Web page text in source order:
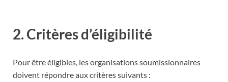
2. Critères d’éligibilité
Pour être éligibles, les organisations soumissionnaires
doivent répondre aux critères suivants :